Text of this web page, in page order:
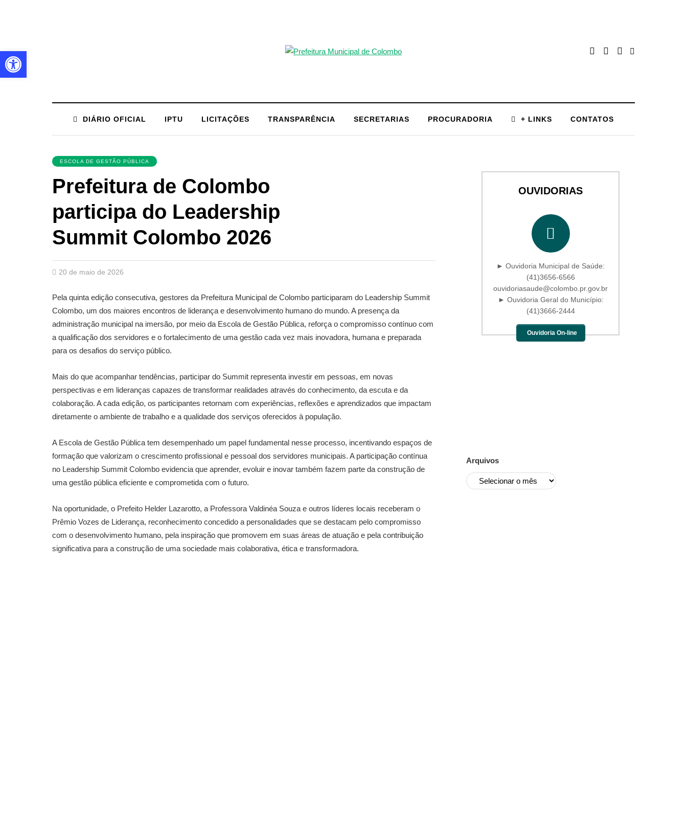
DIÁRIO OFICIAL IPTU LICITAÇÕES TRANSPARÊNCIA SECRETARIAS PROCURADORIA + LINKS CONTATOS
ESCOLA DE GESTÃO PÚBLICA
Prefeitura de Colombo
participa do Leadership
Summit Colombo 2026
20 de maio de 2026
Pela quinta edição consecutiva, gestores da Prefeitura Municipal de Colombo participaram do Leadership Summit
Colombo, um dos maiores encontros de liderança e desenvolvimento humano do mundo. A presença da
administração municipal na imersão, por meio da Escola de Gestão Pública, reforça o compromisso contínuo com
a qualificação dos servidores e o fortalecimento de uma gestão cada vez mais inovadora, humana e preparada
para os desafios do serviço público.
Mais do que acompanhar tendências, participar do Summit representa investir em pessoas, em novas
perspectivas e em lideranças capazes de transformar realidades através do conhecimento, da escuta e da
colaboração. A cada edição, os participantes retornam com experiências, reflexões e aprendizados que impactam
diretamente o ambiente de trabalho e a qualidade dos serviços oferecidos à população.
A Escola de Gestão Pública tem desempenhado um papel fundamental nesse processo, incentivando espaços de
formação que valorizam o crescimento profissional e pessoal dos servidores municipais. A participação contínua
no Leadership Summit Colombo evidencia que aprender, evoluir e inovar também fazem parte da construção de
uma gestão pública eficiente e comprometida com o futuro.
Na oportunidade, o Prefeito Helder Lazarotto, a Professora Valdinéa Souza e outros líderes locais receberam o
Prêmio Vozes de Liderança, reconhecimento concedido a personalidades que se destacam pelo compromisso
com o desenvolvimento humano, pela inspiração que promovem em suas áreas de atuação e pela contribuição
significativa para a construção de uma sociedade mais colaborativa, ética e transformadora.
OUVIDORIAS
► Ouvidoria Municipal de Saúde:
(41)3656-6566
ouvidoriasaude@colombo.pr.gov.br
► Ouvidoria Geral do Município:
(41)3666-2444
Ouvidoria On-line
Arquivos
Barra de Ferramentas Aberta